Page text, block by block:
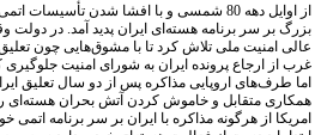
از اوایل دهه 80 شمسی و با افشا شدن تأسيسات اتمی
سر برنامه هسته‌ای ایران پدید آمد. در دولت وقت،
ملی تلاش کرد تا با مشوق‌هایی چون تعلیق
ارجاع پرونده ایران به شورای امنیت جلوگیری کرده
اروپایی مذاکره پس از دو سال تعلیق ایران
متقابل و خاموش کردن آتش بحران هسته‌ای را
از هرگونه مذاکره با ایران بر سر برنامه اتمی خودداری